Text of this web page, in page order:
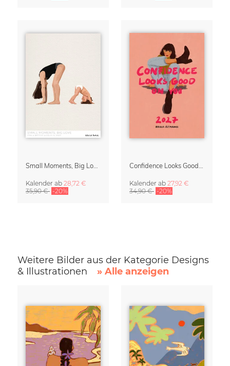
Kalender ab 28,72 €
35,90 € -20%
Kalender ab 27,92 €
34,90 € -20%
Weitere Bilder aus der Kategorie Designs
& Illustrationen
» Alle anzeigen